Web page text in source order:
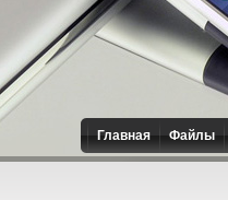
Главная Файлы